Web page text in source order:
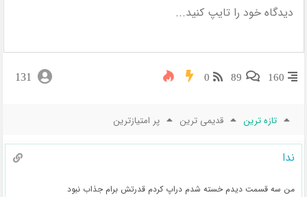
160
89
0
131
تازه ترین قدیمی ترین پر امتیازترین
ندا
من سه قسمت دیدم خسته شدم دراپ کردم قدرتش برام جذاب نبود